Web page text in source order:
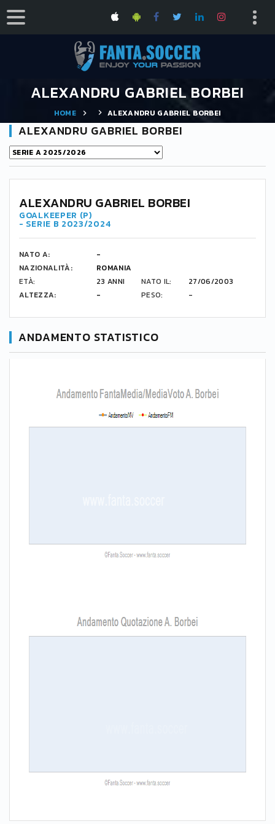
ALEXANDRU GABRIEL BORBEI
HOME ALEXANDRU GABRIEL BORBEI
ALEXANDRU GABRIEL BORBEI
ALEXANDRU GABRIEL BORBEI
GOALKEEPER (P)
- SERIE B 2023/2024
NATO A:
-
NAZIONALITÀ:
ROMANIA
ETÀ:
23 ANNI NATO IL:
27/06/2003
ALTEZZA:
- PESO: -
ANDAMENTO STATISTICO